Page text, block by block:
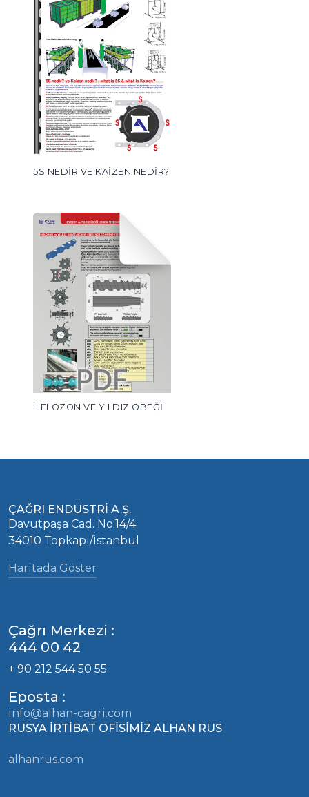
5S NEDİR VE KAİZEN NEDİR?
HELOZON VE YILDIZ ÖBEĞİ
ÇAĞRI ENDÜSTRİ A.Ş.
Davutpaşa Cad. No:14/4
34010 Topkapı/İstanbul
Haritada Göster
Çağrı Merkezi :
444 00 42
+ 90 212 544 50 55
Eposta :
info@alhan-cagri.com
RUSYA İRTİBAT OFİSİMİZ ALHAN RUS
alhanrus.com